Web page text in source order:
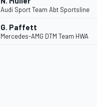
Audi Sport Team Abt Sportsline
G. Paffett
Mercedes-AMG DTM Team HWA